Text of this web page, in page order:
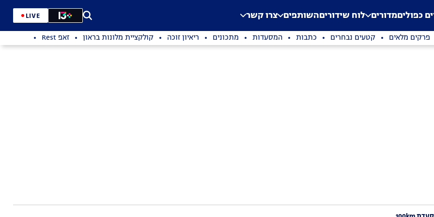
Application error: a
. כפוליםמדורים לוח שידוריםהשותפים צרו קשר LIVE
פרקים מלאים קטעים נבחרים כתבות המסעדות מתכונים ריאיון זוכה קולקציית מלונות בראון זאפ Rest